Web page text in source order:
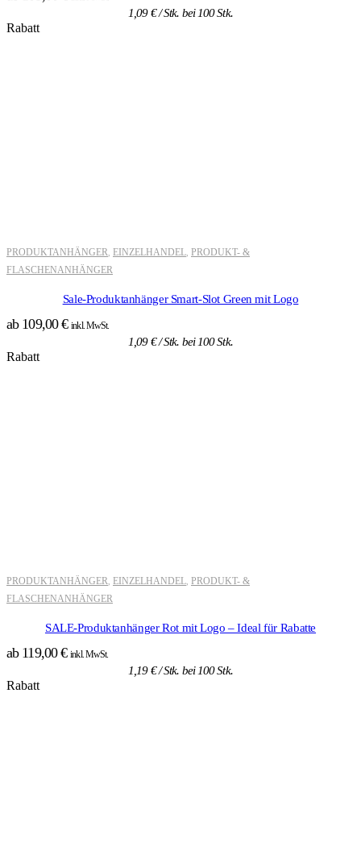
1,09€/ Stk. bei 100 Stk.
Rabatt
PRODUKTANHÄNGER EINZELHANDEL PRODUKT- &
FLASCHENANHÄNGER
Sale-Produktanhänger Smart-Slot Green mit Logo
ab 109,00€ inkl. MwSt.
1,09€/ Stk. bei 100 Stk.
Rabatt
PRODUKTANHÄNGER EINZELHANDEL PRODUKT- &
FLASCHENANHÄNGER
SALE-Produktanhänger Rot mit Logo – Ideal für Rabatte
ab 119,00€ inkl. MwSt.
1,19€/ Stk. bei 100 Stk.
Rabatt